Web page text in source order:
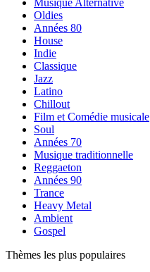
Musique Alternative
Oldies
Années 80
House
Indie
Classique
Jazz
Latino
Chillout
Film et Comédie musicale
Soul
Années 70
Musique traditionnelle
Reggaeton
Années 90
Trance
Heavy Metal
Ambient
Gospel
Thèmes les plus populaires